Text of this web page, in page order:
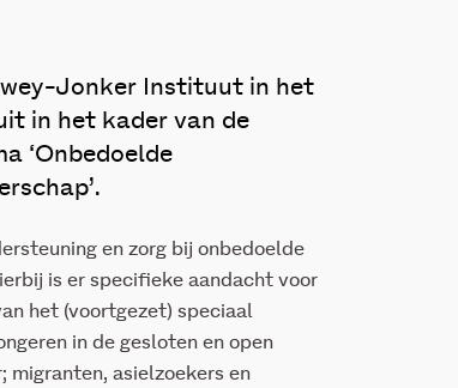
Jonker Instituut in het
in het kader van de
‘Onbedoelde
en zorg bij onbedoelde
is er specifieke aandacht voor
het (voortgezet) speciaal
in de gesloten en open
migranten, asielzoekers en